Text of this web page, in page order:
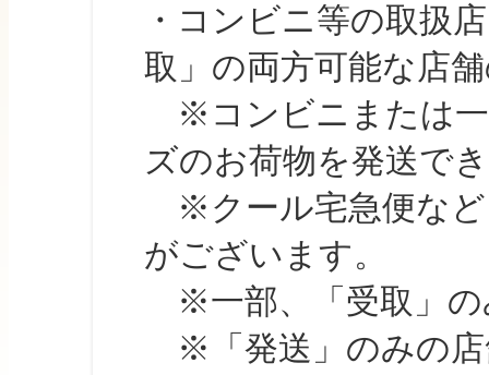
・コンビニ等の取扱
取」の両方可能な店
※コンビニまたは一
ズのお荷物を発送で
※クール宅急便など
がございます。
※一部、「受取」の
※「発送」のみの店